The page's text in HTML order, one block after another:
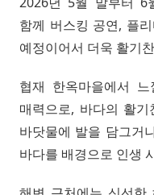
함께 버스킹 공연, 플
예정이어서 더욱 활기
협재 한옥마을에서
매력으로, 바다의 활
바닷물에 발을 담그거
바다를 배경으로 인생